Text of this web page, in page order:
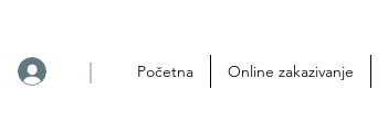
Početna Online zakazivanje
|